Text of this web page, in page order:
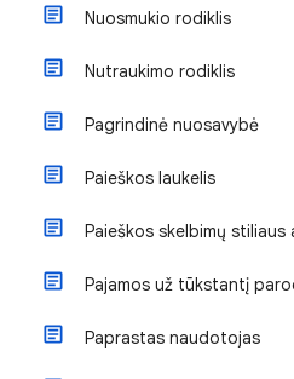
Nuosmukio rodiklis
Nutraukimo rodiklis
Pagrindinė nuosavybė
Paieškos laukelis
Paieškos skelbimų stiliaus
Pajamos už tūkstantį
Paprastas naudotojas